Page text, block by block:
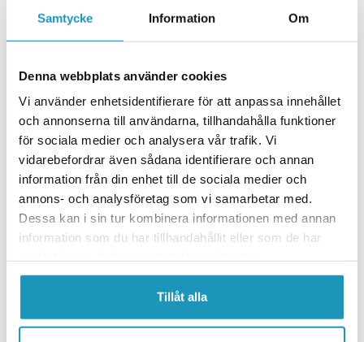
Samtycke Information Om
Denna webbplats använder cookies
Vi använder enhetsidentifierare för att anpassa innehållet
och annonserna till användarna, tillhandahålla funktioner
för sociala medier och analysera vår trafik. Vi
vidarebefordrar även sådana identifierare och annan
information från din enhet till de sociala medier och
annons- och analysföretag som vi samarbetar med.
Dessa kan i sin tur kombinera informationen med annan
information som du har tillhandahållit eller som de har
Tillåt alla
Plogblad
Plogblads typ
1x ATV Plogblad 150cm IB
4 995 kr
Bredd 150 cm, GEN II Klargult
Gå till produkt
Plogram
Plogram typ, Notera att vissa plogfästen kräver plogram av
"Narrow" typ
1x ATV Plogram Frontmontage IB (Wide)
IB Plogram Frontmontage Wide (Standard)